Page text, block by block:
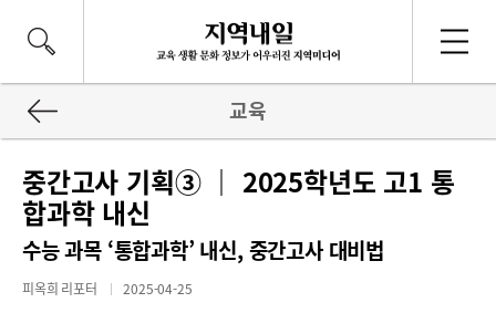
교육
중간고사 기획③ ｜ 2025학년도 고1 통
합과학 내신
수능 과목 ‘통합과학’ 내신, 중간고사 대비법
피옥희 리포터 2025-04-25